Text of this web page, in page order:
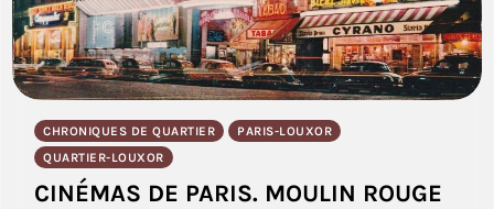
CHRONIQUES DE QUARTIER
PARIS-LOUXOR
QUARTIER-LOUXOR
CINÉMAS DE PARIS. MOULIN ROUGE